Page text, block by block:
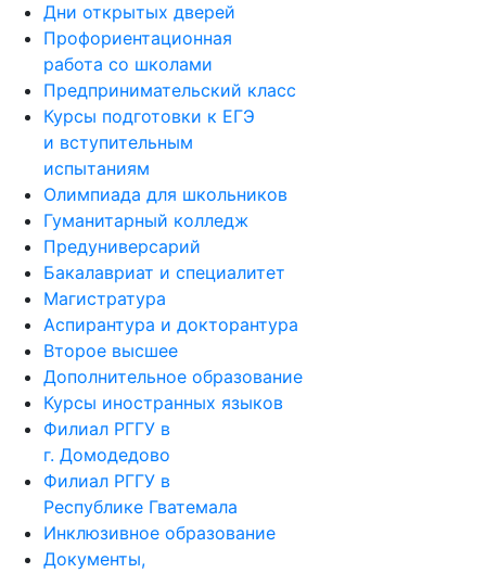
Профориентационная
работа со школами
Предпринимательский класс
Курсы подготовки к ЕГЭ
и вступительным
испытаниям
Олимпиада для школьников
Гуманитарный колледж
Предуниверсарий
Бакалавриат и специалитет
Магистратура
Аспирантура и докторантура
Второе высшее
Дополнительное образование
Курсы иностранных языков
Филиал РГГУ в
г. Домодедово
Филиал РГГУ в
Республике Гватемала
Инклюзивное образование
Документы,
обязательные